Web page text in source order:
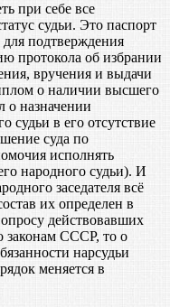
при себе все
судьи. Это паспорт
подтверждения
протокола об избрании
вручения и выдачи
о наличии высшего
о назначении
судьи в его отсутствие
суда по
исполнять
народного судьи). И
заседателя всё
их определен в
действовавших
законам СССР, то о
нарсудьи
меняется в